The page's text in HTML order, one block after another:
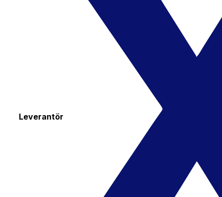
Leverantör